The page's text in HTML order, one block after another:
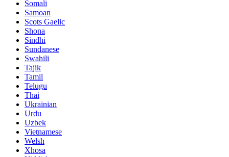
Somali
Samoan
Scots Gaelic
Shona
Sindhi
Sundanese
Swahili
Tajik
Tamil
Telugu
Thai
Ukrainian
Urdu
Uzbek
Vietnamese
Welsh
Xhosa